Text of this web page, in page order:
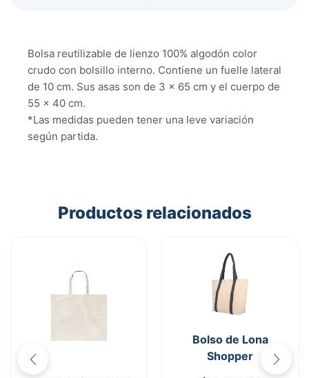
Bolsa reutilizable de lienzo 100% algodón color
crudo con bolsillo interno. Contiene un fuelle lateral
de 10 cm. Sus asas son de 3 x 65 cm y el cuerpo de
55 x 40 cm.
*Las medidas pueden tener una leve variación
según partida.
Productos relacionados
Bolso de Lona
Shopper